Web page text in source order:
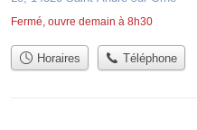
Fermé, ouvre demain à 8h30
Horaires Téléphone